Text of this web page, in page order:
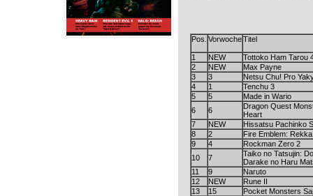
Pos. VorwocheTitel
1 NEW
Tottoko Ham Tarou
2
NEW
Max Payne
3
3
Netsu Chu! Pro
4
1
Tenchu 3
5
5
Made in Wario
6
6
Dragon Quest
Heart
7
NEW
Hissatsu Pachinko
8
2
Fire Emblem:
9
4
Rockman Zero 2
10
7
Taiko no Tatsujin:
Darake no Haru
11
9
Naruto
12
NEW
Rune II
13
15
Pocket Monsters